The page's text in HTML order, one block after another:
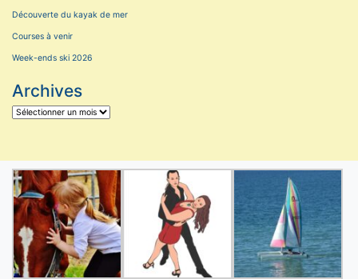
Découverte du kayak de mer
Courses à venir
Week-ends ski 2026
Archives
Archives